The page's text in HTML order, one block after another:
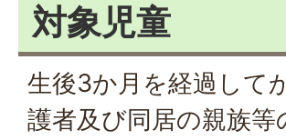
対象児童
生後3か月を経過して
護者及び同居の親族